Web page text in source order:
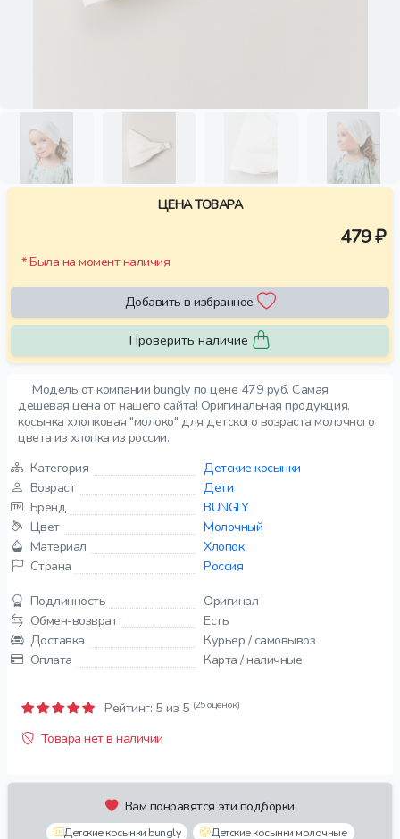
Модель от компании bungly по цене 479 руб. Самая
дешевая цена от нашего сайта! Оригинальная продукция.
косынка хлопковая "молоко" для детского возраста молочного
цвета из хлопка из россии.
Категория
Детские косынки
Возраст
Дети
Бренд
BUNGLY
Цвет
Молочный
Материал
Хлопок
Страна
Россия
Подлинность
Оригинал
Обмен-возврат
Есть
Доставка
Курьер / самовывоз
Оплата
Карта / наличные
Рейтинг: 5 из 5 (25 оценок)
Товара нет в наличии
Вам понравятся эти подборки
Детские косынки bungly
Детские косынки молочные
ЦЕНА ТОВАРА
479 ₽
* Была на момент наличия
Добавить в избранное
Проверить наличие